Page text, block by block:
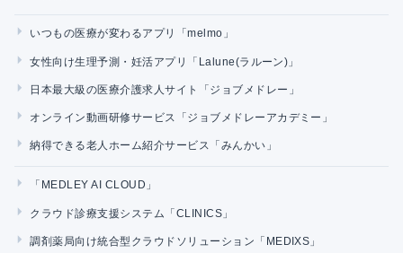
いつもの医療が変わるアプリ「melmo」
女性向け生理予測・妊活アプリ「Lalune(ラルーン)」
日本最大級の医療介護求人サイト「ジョブメドレー」
オンライン動画研修サービス「ジョブメドレーアカデミー」
納得できる老人ホーム紹介サービス「みんかい」
「MEDLEY AI CLOUD」
クラウド診療支援システム「CLINICS」
調剤薬局向け統合型クラウドソリューション「MEDIXS」